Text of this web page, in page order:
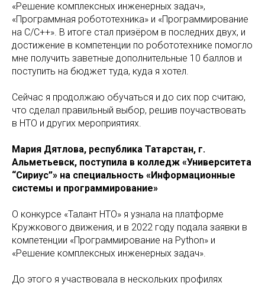
«Решение комплексных инженерных задач»,
«Программная робототехника» и «Программирование
на С/С++». В итоге стал призёром в последних двух, и
достижение в компетенции по робототехнике помогло
мне получить заветные дополнительные 10 баллов и
поступить на бюджет туда, куда я хотел.
Сейчас я продолжаю обучаться и до сих пор считаю,
что сделал правильный выбор, решив поучаствовать
в НТО и других мероприятиях.
Мария Дятлова, республика Татарстан, г.
Альметьевск, поступила в колледж «Университета
“Сириус”» на специальность «Информационные
системы и программирование»
О конкурсе «Талант НТО» я узнала на платформе
Кружкового движения, и в 2022 году подала заявки в
компетенции «Программирование на Python» и
«Решение комплексных инженерных задач».
До этого я участвовала в нескольких профилях